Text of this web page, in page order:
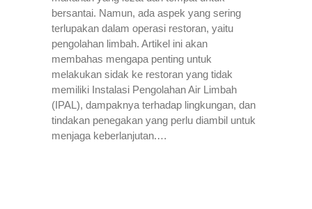
bersantai. Namun, ada aspek yang sering
terlupakan dalam operasi restoran, yaitu
pengolahan limbah. Artikel ini akan
membahas mengapa penting untuk
melakukan sidak ke restoran yang tidak
memiliki Instalasi Pengolahan Air Limbah
(IPAL), dampaknya terhadap lingkungan, dan
tindakan penegakan yang perlu diambil untuk
menjaga keberlanjutan.…